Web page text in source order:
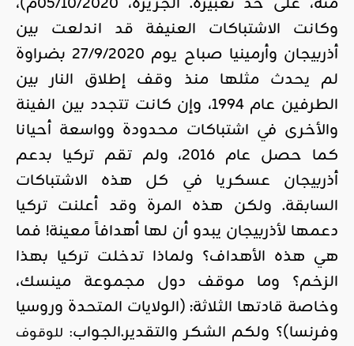
وكانت الاشتباكات العنيفة قد اندلعت بين
أذربيجان وأرمينيا صباح يوم 27/9/2020 بضراوة
لم يحدث مثلها منذ وقف إطلاق النار بين
الطرفين عام 1994، وإن كانت تتجدد بين الفينة
والأخرى في اشتباكات محدودة وواسعة أحيانا
كما حصل عام 2016، ولم تقم تركيا بدعم
أذربيجان عسكريا في كل هذه الاشتباكات
السابقة. ولكن هذه المرة وقد أعلنت تركيا
دعمها لأذربيجان يبدو أن لها أهدافاً معينة! فما
هي هذه الأهداف؟ ولماذا تدخلت تركيا بهذا
الزخم؟ وما موقف دول مجموعة مينسك،
وخاصة قادتها الثلاثة: (الولايات المتحدة وروسيا
وفرنسا)؟ ولكم الشكر والتقدير.الجواب: للوقوف